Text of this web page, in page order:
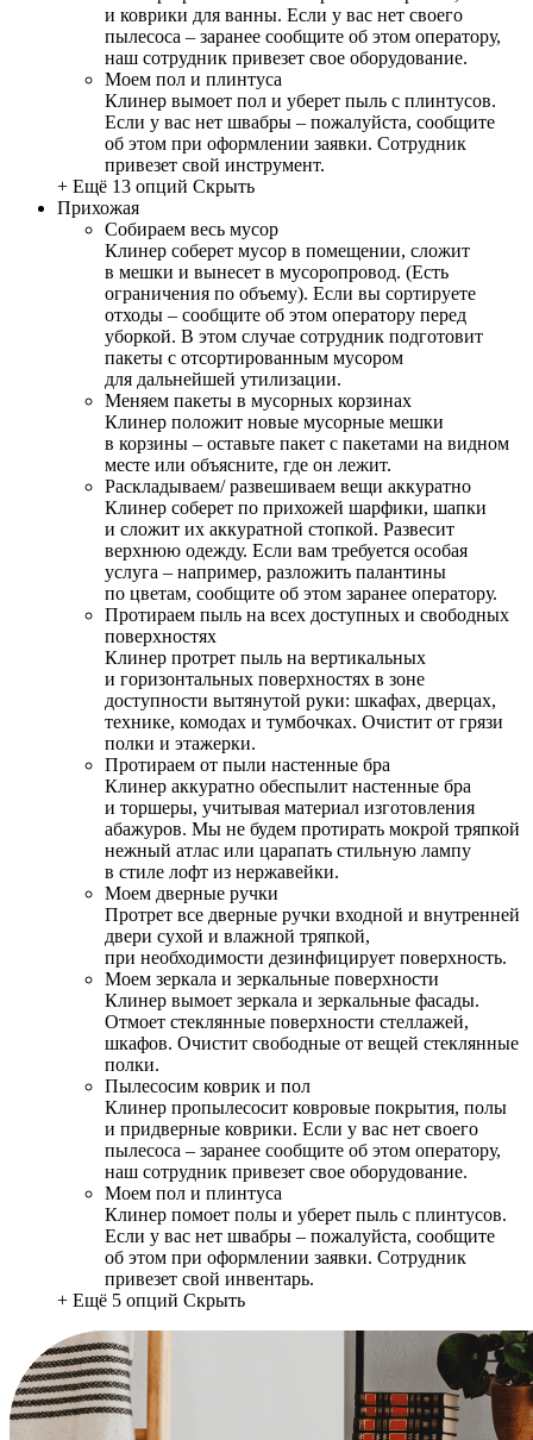
и коврики для ванны. Если у вас нет своего
пылесоса – заранее сообщите об этом оператору,
наш сотрудник привезет свое оборудование.
Моем пол и плинтуса
Клинер вымоет пол и уберет пыль с плинтусов.
Если у вас нет швабры – пожалуйста, сообщите
об этом при оформлении заявки. Сотрудник
привезет свой инструмент.
+ Ещё 13 опций Скрыть
Прихожая
Собираем весь мусор
Клинер соберет мусор в помещении, сложит
в мешки и вынесет в мусоропровод. (Есть
ограничения по объему). Если вы сортируете
отходы – сообщите об этом оператору перед
уборкой. В этом случае сотрудник подготовит
пакеты с отсортированным мусором
для дальнейшей утилизации.
Меняем пакеты в мусорных корзинах
Клинер положит новые мусорные мешки
в корзины – оставьте пакет с пакетами на видном
месте или объясните, где он лежит.
Раскладываем/ развешиваем вещи аккуратно
Клинер соберет по прихожей шарфики, шапки
и сложит их аккуратной стопкой. Развесит
верхнюю одежду. Если вам требуется особая
услуга – например, разложить палантины
по цветам, сообщите об этом заранее оператору.
Протираем пыль на всех доступных и свободных
поверхностях
Клинер протрет пыль на вертикальных
и горизонтальных поверхностях в зоне
доступности вытянутой руки: шкафах, дверцах,
технике, комодах и тумбочках. Очистит от грязи
полки и этажерки.
Протираем от пыли настенные бра
Клинер аккуратно обеспылит настенные бра
и торшеры, учитывая материал изготовления
абажуров. Мы не будем протирать мокрой тряпкой
нежный атлас или царапать стильную лампу
в стиле лофт из нержавейки.
Моем дверные ручки
Протрет все дверные ручки входной и внутренней
двери сухой и влажной тряпкой,
при необходимости дезинфицирует поверхность.
Моем зеркала и зеркальные поверхности
Клинер вымоет зеркала и зеркальные фасады.
Отмоет стеклянные поверхности стеллажей,
шкафов. Очистит свободные от вещей стеклянные
полки.
Пылесосим коврик и пол
Клинер пропылесосит ковровые покрытия, полы
и придверные коврики. Если у вас нет своего
пылесоса – заранее сообщите об этом оператору,
наш сотрудник привезет свое оборудование.
Моем пол и плинтуса
Клинер помоет полы и уберет пыль с плинтусов.
Если у вас нет швабры – пожалуйста, сообщите
об этом при оформлении заявки. Сотрудник
привезет свой инвентарь.
+ Ещё 5 опций Скрыть